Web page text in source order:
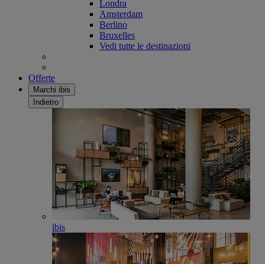
Londra
Amsterdam
Berlino
Bruxelles
Vedi tutte le destinazioni
Offerte
Marchi ibis
Indietro
ibis